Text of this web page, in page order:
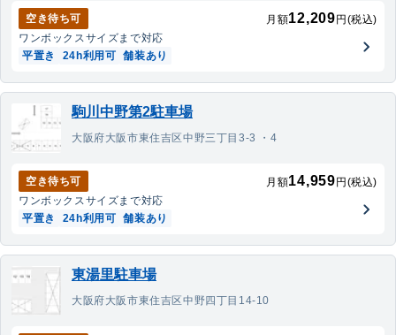
空き待ち可 月額12,209 円(税込)
ワンボックスサイズまで対応
平置き
24h利用可 舗装あり
駒川中野第2駐車場
大阪府大阪市東住吉区中野三丁目3-3 ・4
空き待ち可 月額14,959 円(税込)
ワンボックスサイズまで対応
平置き
24h利用可 舗装あり
東湯里駐車場
大阪府大阪市東住吉区中野四丁目14-10